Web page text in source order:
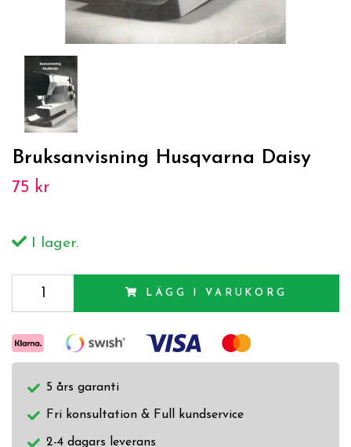
Bruksanvisning Husqvarna Daisy
75 kr
I lager.
LÄGG I VARUKORG
5 års garanti
Fri konsultation & Full kundservice
2-4 dagars leverans